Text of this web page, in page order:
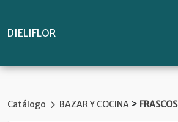
DIELIFLOR
Catálogo BAZAR Y COCINA > FRASCOS